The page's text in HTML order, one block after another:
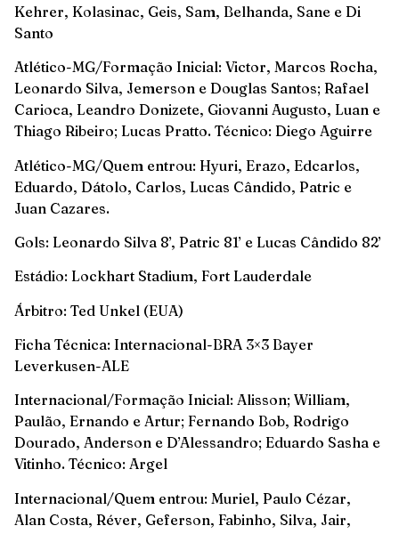
Kehrer, Kolasinac, Geis, Sam, Belhanda, Sane e Di
Santo
Atlético-MG/Formação Inicial: Victor, Marcos Rocha,
Leonardo Silva, Jemerson e Douglas Santos; Rafael
Carioca, Leandro Donizete, Giovanni Augusto, Luan e
Thiago Ribeiro; Lucas Pratto. Técnico: Diego Aguirre
Atlético-MG/Quem entrou: Hyuri, Erazo, Edcarlos,
Eduardo, Dátolo, Carlos, Lucas Cândido, Patric e
Juan Cazares.
Gols: Leonardo Silva 8’, Patric 81’ e Lucas Cândido 82’
Estádio: Lockhart Stadium, Fort Lauderdale
Árbitro: Ted Unkel (EUA)
Ficha Técnica: Internacional-BRA 3×3 Bayer
Leverkusen-ALE
Internacional/Formação Inicial: Alisson; William,
Paulão, Ernando e Artur; Fernando Bob, Rodrigo
Dourado, Anderson e D’Alessandro; Eduardo Sasha e
Vitinho. Técnico: Argel
Internacional/Quem entrou: Muriel, Paulo Cézar,
Alan Costa, Réver, Geferson, Fabinho, Silva, Jair,